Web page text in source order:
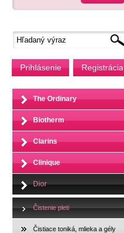
Prihlásenie Registrácia
The Ordinary
Biotherm
Clarins
Clinique
Dior
Čistenie pleti
Čistiace toniká, mlieka a gély